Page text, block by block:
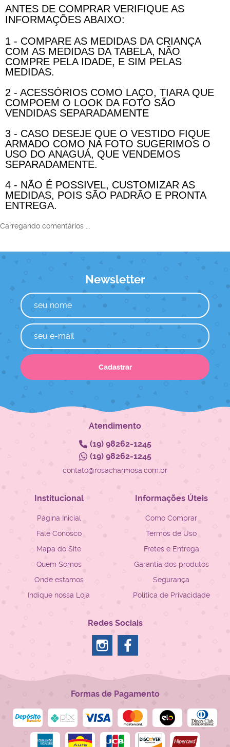
ANTES DE COMPRAR VERIFIQUE AS
INFORMAÇÕES ABAIXO:
1 - COMPARE AS MEDIDAS DA CRIANÇA
COM AS MEDIDAS DA TABELA, NÃO
COMPRE PELA IDADE, E SIM PELAS
MEDIDAS.
2 - ACESSÓRIOS COMO LAÇO, TIARA QUE
COMPOEM O LOOK DA FOTO SÃO
VENDIDAS SEPARADAMENTE
3 - CASO DESEJE QUE O VESTIDO FIQUE
ARMADO COMO NA FOTO SUGERIMOS O
USO DO ANAGUÁ, QUE VENDEMOS
SEPARADAMENTE.
4 - NÃO É POSSIVEL, CUSTOMIZAR AS
MEDIDAS, POIS SÃO PADRÃO E PRONTA
ENTREGA.
Carregando comentários ...
Newsletter
Cadastrar
Atendimento
(19)98262-1245
(19)98262-1245
contato@rosacharmosa.com.br
Institucional
Página Inicial
Fale Conosco
Mapa do Site
Quem Somos
Onde estamos
Indique nossa Loja
Informações Úteis
Como Comprar
Termos de Uso
Fretes e Entrega
Garantia dos produtos
Segurança
Política de Privacidade
Redes Sociais
Formas de Pagamento